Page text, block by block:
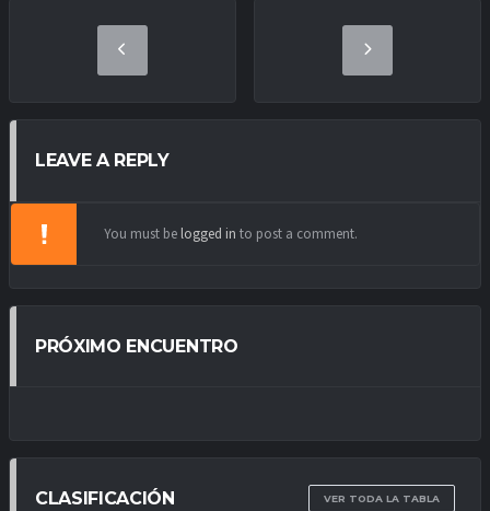
LEAVE A REPLY
You must be logged in to post a comment.
PRÓXIMO ENCUENTRO
CLASIFICACIÓN VER TODA LA TABLA